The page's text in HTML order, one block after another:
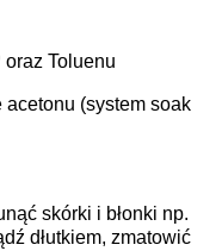
Toluenu
acetonu (system soak
skórki i błonki np.
dłutkiem, zmatowić